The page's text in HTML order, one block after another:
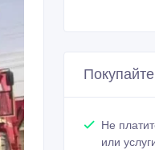
Не
или